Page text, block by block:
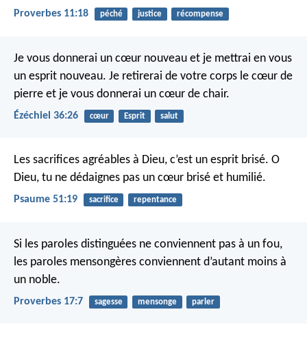
Proverbes 11:18 péché justice récompense
Je vous donnerai un cœur nouveau et je mettrai en vous
un esprit nouveau. Je retirerai de votre corps le cœur de
pierre et je vous donnerai un cœur de chair.
Ézéchiel 36:26 cœur Esprit salut
Les sacrifices agréables à Dieu, c’est un esprit brisé. O
Dieu, tu ne dédaignes pas un cœur brisé et humilié.
Psaume 51:19 sacrifice repentance
Si les paroles distinguées ne conviennent pas à un fou,
les paroles mensongères conviennent d’autant moins à
un noble.
Proverbes 17:7 sagesse mensonge parler